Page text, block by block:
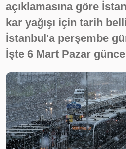
açıklamasına göre
kar yağışı için tarih
İstanbul'a perşembe
İşte 6 Mart Pazar